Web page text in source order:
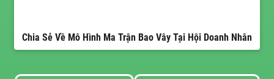
Chia Sẻ Về Mô Hình Ma Trận Bao Vây Tại Hội Doanh Nhân